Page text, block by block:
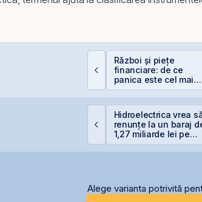
Război și piețe
financiare: de ce
panica este cel mai
scump sfat
Hidroelectrica vrea
renunțe la un baraj
1,27 miliarde lei pe
Alege varianta potrivită